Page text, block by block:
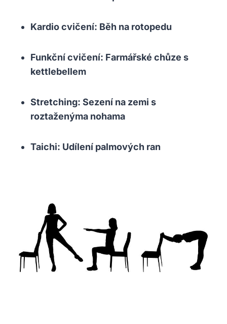
Kardio cvičení: Běh na rotopedu
Funkční cvičení: Farmářské chůze s
kettlebellem
Stretching: Sezení na zemi s
roztaženýma nohama
Taichi: Udílení palmových ran